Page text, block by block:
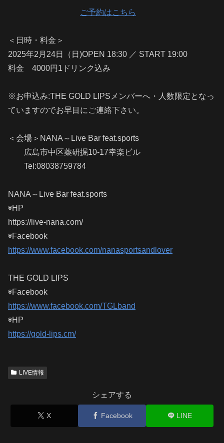
ご予約はこちら
＜日時・料金＞
2025年2月24日（日)OPEN 18:30 ／ START 19:00
料金 4000円1ドリンク込み
※お申込み:THE GOLD LIPSメンバーへ・人数限定となっ
ていますのでお早目にご連絡下さい。
＜会場＞NANA～Live Bar feat.sports
広島市中区薬研掘10-17幸楽ビル
Tel:08038759784
NANA～Live Bar feat.sports
◉HP
https://live-nana.com/
◉Facebook
https://www.facebook.com/nanasportsandlover
THE GOLD LIPS
◉Facebook
https://www.facebook.com/TGLband
◉HP
https://gold-lips.cm/
LIVE情報
シェアする
X Facebook LINE